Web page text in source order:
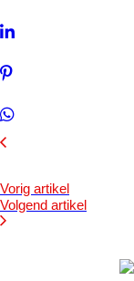
Vorig artikel
Volgend artikel